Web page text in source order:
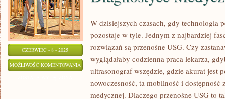
CZERWIEC - 8 - 2025
MOŻLIWOŚĆ KOMENTOWANIA PRZENOŚNE
W dzisiejszych czasach, gdy technologia
pozostaje w tyle. Jednym z najbardziej
rozwiązań są przenośne USG. Czy
wyglądałaby codzienna praca lekarza,
ultrasonograf wszędzie, gdzie akurat jest
nowoczesność, ta mobilność i
medycznej. Dlaczego przenośne USG to